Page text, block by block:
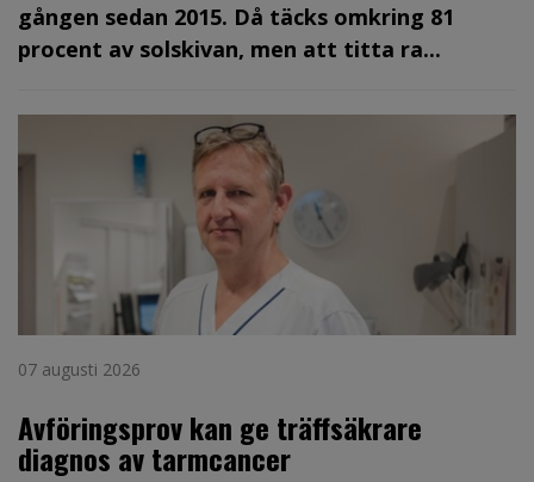
gången sedan 2015. Då täcks omkring 81
procent av solskivan, men att titta ra...
07 augusti 2026
Avföringsprov kan ge träffsäkrare
diagnos av tarmcancer